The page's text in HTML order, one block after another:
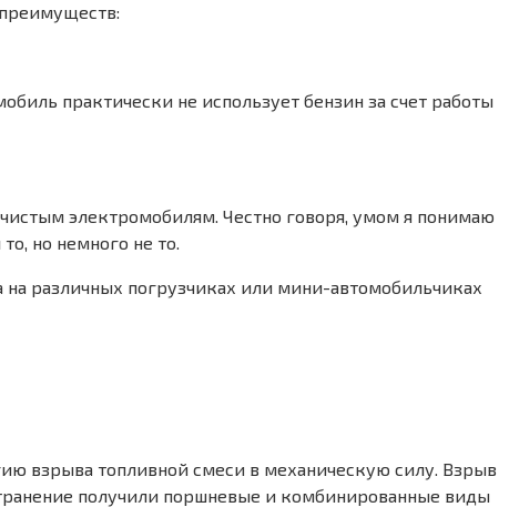
практически не использует бензин за счет работы
электромобилям. Честно говоря, умом я понимаю
но немного не то.
различных погрузчиках или мини-автомобильчиках
взрыва топливной смеси в механическую силу. Взрыв
получили поршневые и комбинированные виды